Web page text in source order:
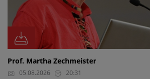
Prof. Martha Zechmeister
05.08.2026 20:31